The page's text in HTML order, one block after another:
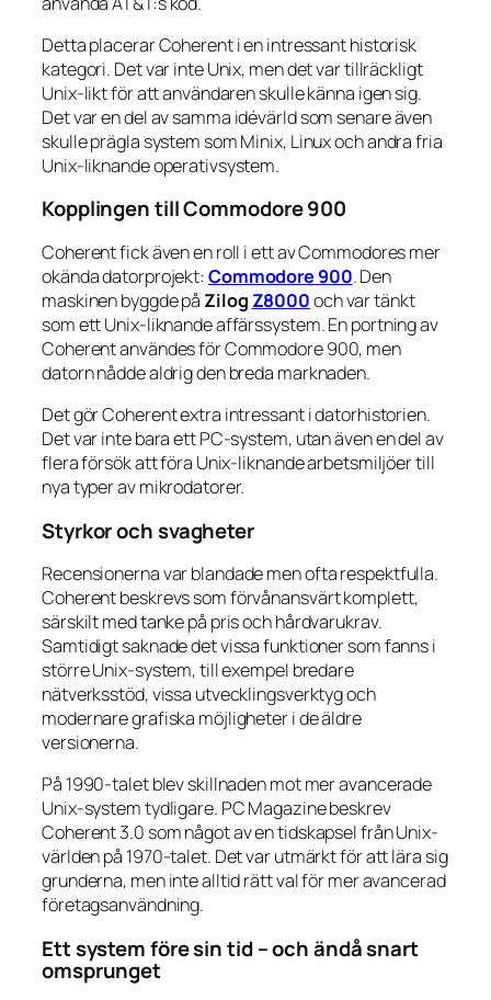
Detta placerar Coherent i en intressant historisk
kategori. Det var inte Unix, men det var tillräckligt
Unix-likt för att användaren skulle känna igen sig.
Det var en del av samma idévärld som senare även
skulle prägla system som Minix, Linux och andra fria
Unix-liknande operativsystem.
Kopplingen till Commodore 900
Coherent fick även en roll i ett av Commodores mer
okända datorprojekt: Commodore 900. Den
maskinen byggde på Zilog Z8000och var tänkt
som ett Unix-liknande affärssystem. En portning av
Coherent användes för Commodore 900, men
datorn nådde aldrig den breda marknaden.
Det gör Coherent extra intressant i datorhistorien.
Det var inte bara ett PC-system, utan även en del av
flera försök att föra Unix-liknande arbetsmiljöer till
nya typer av mikrodatorer.
Styrkor och svagheter
Recensionerna var blandade men ofta respektfulla.
Coherent beskrevs som förvånansvärt komplett,
särskilt med tanke på pris och hårdvarukrav.
Samtidigt saknade det vissa funktioner som fanns i
större Unix-system, till exempel bredare
nätverksstöd, vissa utvecklingsverktyg och
modernare grafiska möjligheter i de äldre
versionerna.
På 1990-talet blev skillnaden mot mer avancerade
Unix-system tydligare. PC Magazine beskrev
Coherent 3.0 som något av en tidskapsel från Unix-
världen på 1970-talet. Det var utmärkt för att lära sig
grunderna, men inte alltid rätt val för mer avancerad
företagsanvändning.
Ett system före sin tid – och ändå snart
omsprunget